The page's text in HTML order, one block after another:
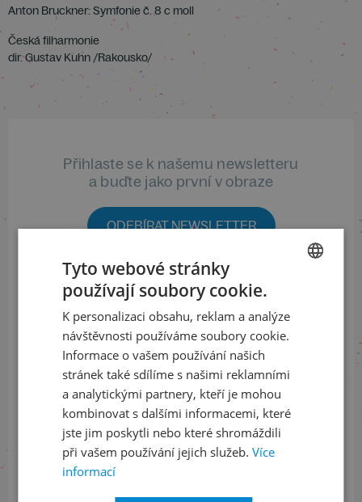
Anton Bruckner: Symfonie č. 8 c moll
Česká filharmonie
dir. Gustav Kuhn /Rakousko/
Přihlaste se k našemu newsletteru
a buďte jako první v obraze
ODEBÍRAT NEWSLETTER
Sledujte nás na sociálních sítích
LinkedInflickr
Informace o stavu objednávek
+420 461 049 232
ENGLISH
Tyto webové stránky
používají soubory cookie.
K personalizaci obsahu, reklam a analýze
návštěvnosti používáme soubory cookie.
Informace o vašem používání našich
stránek také sdílíme s našimi reklamními
a analytickými partnery, kteří je mohou
kombinovat s dalšími informacemi, které
jste jim poskytli nebo které shromáždili
při vašem používání jejich služeb. Více
informací